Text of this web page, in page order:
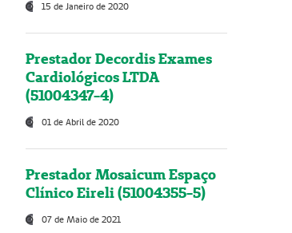
15 de Janeiro de 2020
Prestador Decordis Exames
Cardiológicos LTDA
(51004347-4)
01 de Abril de 2020
Prestador Mosaicum Espaço
Clínico Eireli (51004355-5)
07 de Maio de 2021